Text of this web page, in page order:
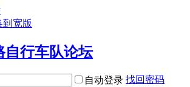
到宽版
自动登录 找回密码